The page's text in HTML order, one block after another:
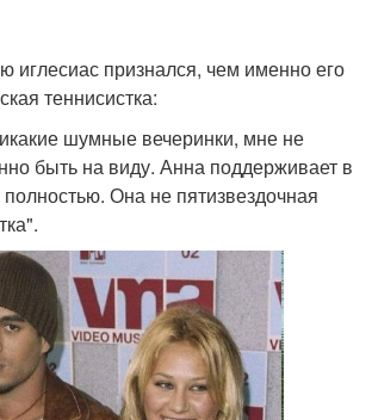
иглесиас признался, чем именно его
теннисистка:
шумные вечеринки, мне не
быть на виду. Анна поддерживает в
Она не пятизвездочная